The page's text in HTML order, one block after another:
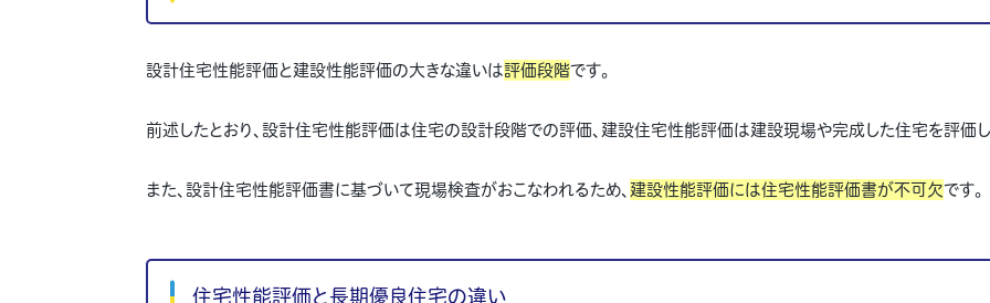
設計住宅性能評価と建設性能評価の大きな違いは評価段階です。
前述したとおり、設計住宅性能評価は住宅の設計段階での評価、建設住宅性能評価は建設現場や完成した住宅を評価し
また、設計住宅性能評価書に基づいて現場検査がおこなわれるため、 建設性能評価には住宅性能評価書が不可欠です。
住宅性能評価と長期優良住宅の違い